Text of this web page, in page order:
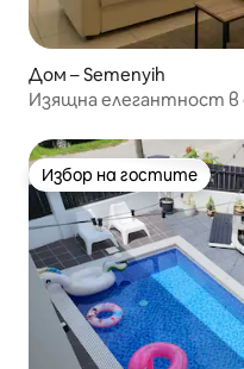
Дом – Semenyih
Изящна елегантност в
Избор на гостите
Избор на гостите